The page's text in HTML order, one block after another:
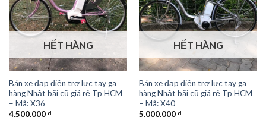
HẾT HÀNG
Bán xe đạp điện trợ lực tay ga
hàng Nhật bãi cũ giá rẻ Tp HCM
– Mã: X36
4.500.000₫
HẾT HÀNG
Bán xe đạp điện trợ lực tay ga
hàng Nhật bãi cũ giá rẻ Tp HCM
– Mã: X40
5.000.000₫